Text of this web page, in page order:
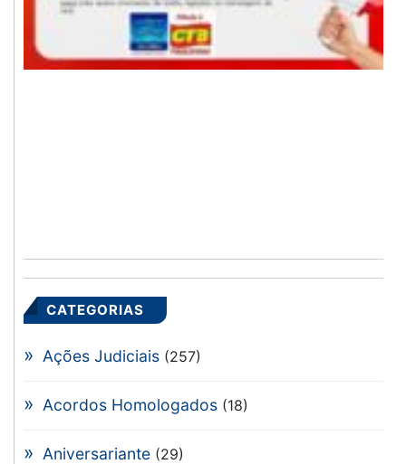
CATEGORIAS
Ações Judiciais (257)
Acordos Homologados (18)
Aniversariante (29)